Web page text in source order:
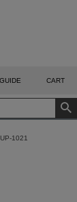
GUIDE CART
1021